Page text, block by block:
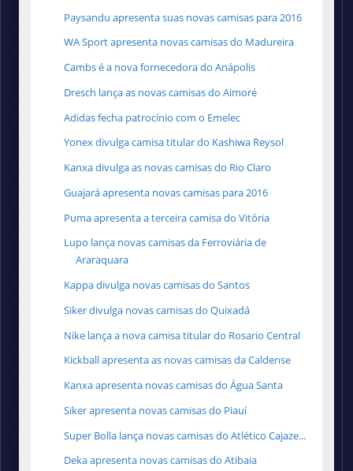
Paysandu apresenta suas novas camisas para 2016
WA Sport apresenta novas camisas do Madureira
Cambs é a nova fornecedora do Anápolis
Dresch lança as novas camisas do Aimoré
Adidas fecha patrocínio com o Emelec
Yonex divulga camisa titular do Kashiwa Reysol
Kanxa divulga as novas camisas do Rio Claro
Guajará apresenta novas camisas para 2016
Puma apresenta a terceira camisa do Vitória
Lupo lança novas camisas da Ferroviária de
Araraquara
Kappa divulga novas camisas do Santos
Siker divulga novas camisas do Quixadá
Nike lança a nova camisa titular do Rosario Central
Kickball apresenta as novas camisas da Caldense
Kanxa apresenta novas camisas do Água Santa
Siker apresenta novas camisas do Piauí
Super Bolla lança novas camisas do Atlético Cajaze...
Deka apresenta novas camisas do Atibaia